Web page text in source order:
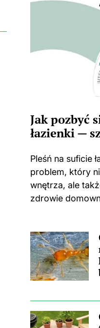
Jak pozbyć
łazienki —
Pleśń na suficie
problem, który
wnętrza, ale
zdrowie
ta nieprzyjemna
przyczyną...